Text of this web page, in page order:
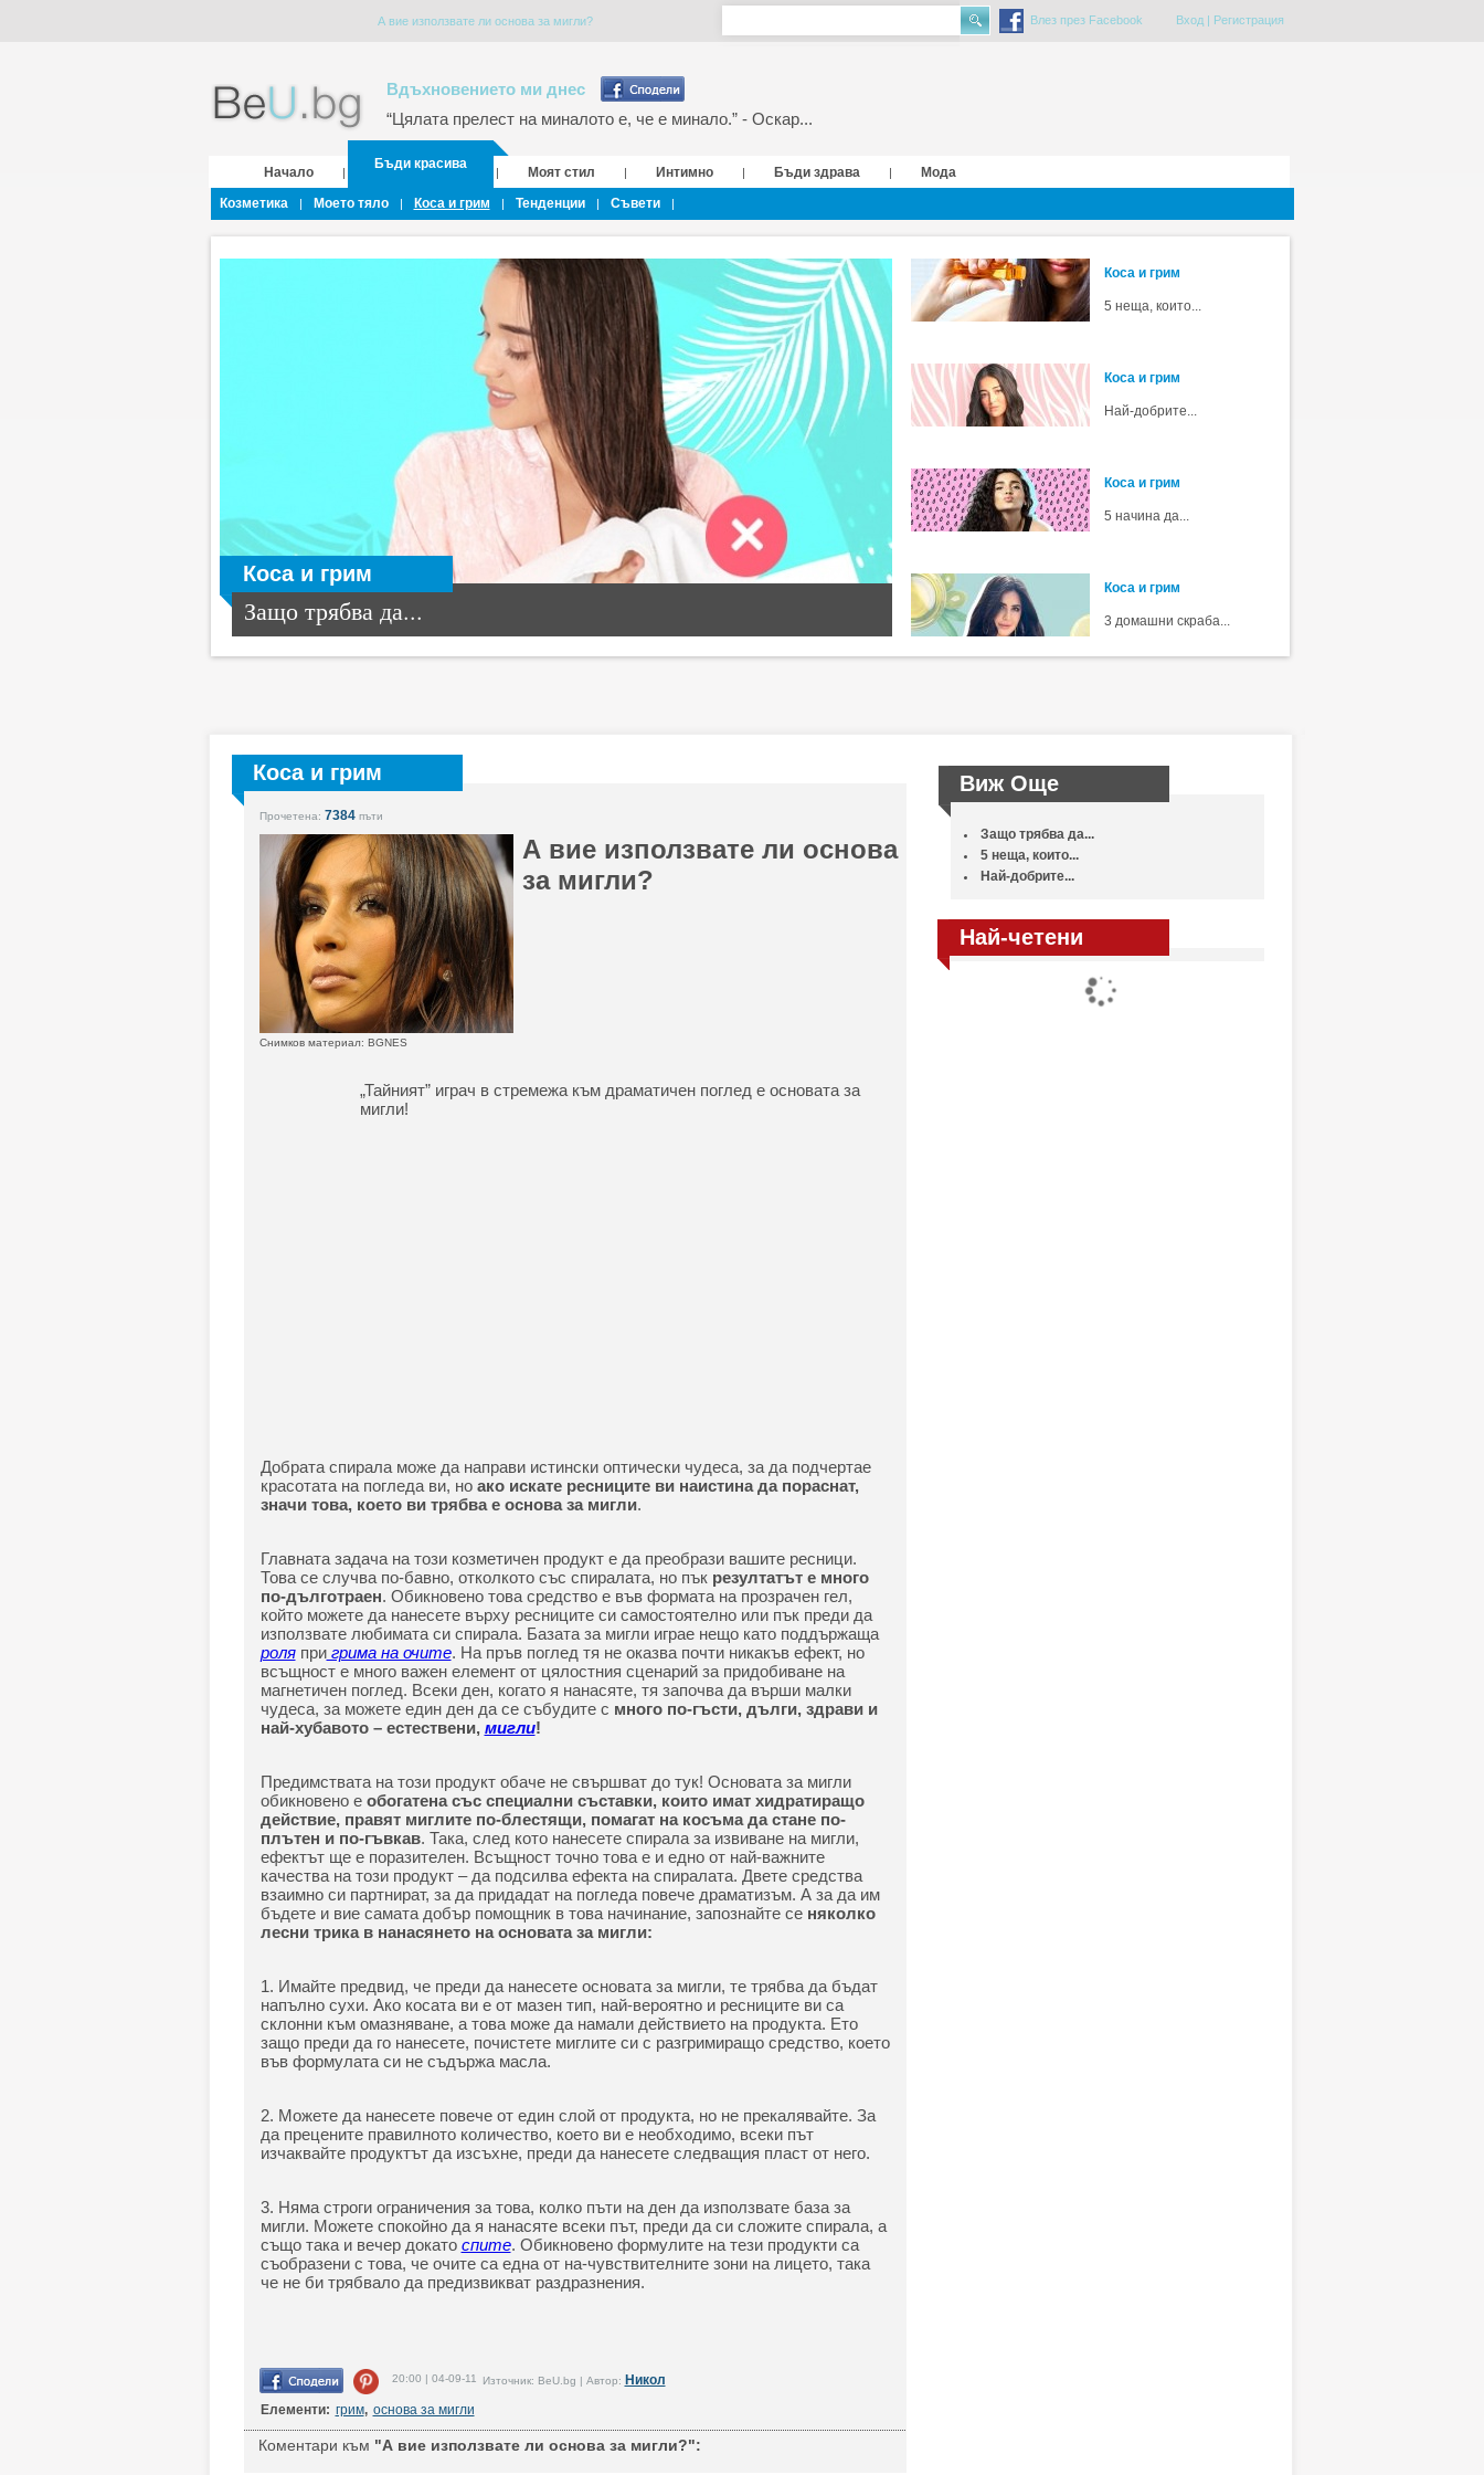
А вие използвате ли основа за мигли? Влез през Facebook Вход| Регистрация
Вдъхновението ми днес
“Цялата прелест на миналото е, че е минало.” - Оскар...
Начало |
Бъди красива
| Моят стил | Интимно | Бъди здрава |
Мода
Козметика
| Моето тяло | Коса и грим | Тенденции | Съвети |
Коса и грим
Защо трябва да...
Коса и грим
5 неща, които...
Коса и грим
Най-добрите...
Коса и грим
5 начина да...
Коса и грим
3 домашни скраба...
Коса и грим
Прочетена: 7384пъти
А вие използвате ли основа
за мигли?
Снимков материал: BGNES
„Тайният” играч в стремежа към драматичен поглед е основата за
мигли!
Добрата спирала може да направи истински оптически чудеса, за да подчертае
красотата на погледа ви, но ако искате ресниците ви наистина да пораснат,
значи това, което ви трябва е основа за мигли.
Главната задача на този козметичен продукт е да преобрази вашите ресници.
Това се случва по-бавно, отколкото със спиралата, но пък резултатът е много
по-дълготраен. Обикновено това средство е във формата на прозрачен гел,
който можете да нанесете върху ресниците си самостоятелно или пък преди да
използвате любимата си спирала. Базата за мигли играе нещо като поддържаща
роляпригрима на очите. На пръв поглед тя не оказва почти никакъв ефект, но
всъщност е много важен елемент от цялостния сценарий за придобиване на
магнетичен поглед. Всеки ден, когато я нанасяте, тя започва да върши малки
чудеса, за можете един ден да се събудите с много по-гъсти, дълги, здрави и
най-хубавото – естествени, мигли!
Предимствата на този продукт обаче не свършват до тук! Основата за мигли
обикновено е обогатена със специални съставки, които имат хидратиращо
действие, правят миглите по-блестящи, помагат на косъма да стане по-
плътен и по-гъвкав. Така, след кото нанесете спирала за извиване на мигли,
ефектът ще е поразителен. Всъщност точно това е и едно от най-важните
качества на този продукт – да подсилва ефекта на спиралата. Двете средства
взаимно си партнират, за да придадат на погледа повече драматизъм. А за да им
бъдете и вие самата добър помощник в това начинание, запознайте се няколко
лесни трика в нанасянето на основата за мигли:
1. Имайте предвид, че преди да нанесете основата за мигли, те трябва да бъдат
напълно сухи. Ако косата ви е от мазен тип, най-вероятно и ресниците ви са
склонни към омазняване, а това може да намали действието на продукта. Ето
защо преди да го нанесете, почистете миглите си с разгримиращо средство, което
във формулата си не съдържа масла.
2. Можете да нанесете повече от един слой от продукта, но не прекалявайте. За
да прецените правилното количество, което ви е необходимо, всеки път
изчаквайте продуктът да изсъхне, преди да нанесете следващия пласт от него.
3. Няма строги ограничения за това, колко пъти на ден да използвате база за
мигли. Можете спокойно да я нанасяте всеки път, преди да си сложите спирала, а
също така и вечер докато спите. Обикновено формулите на тези продукти са
съобразени с това, че очите са една от на-чувствителните зони на лицето, така
че не би трябвало да предизвикват раздразнения.
20:00 | 04-09-11 Източник: BeU.bg | Автор: Никол
Елементи: грим, основа за мигли
Коментари към "А вие използвате ли основа за мигли?":
Виж Още
Защо трябва да...
5 неща, които...
Най-добрите...
Най-четени